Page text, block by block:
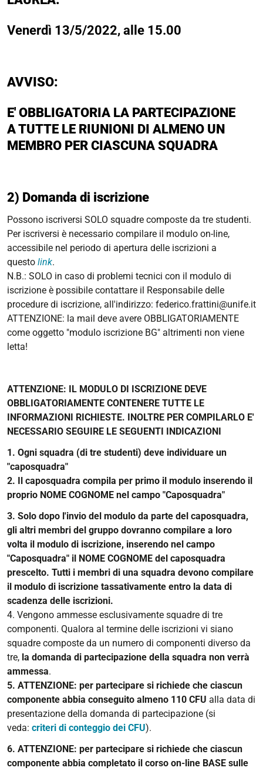
Venerdì 13/5/2022, alle 15.00
AVVISO:
E' OBBLIGATORIA LA PARTECIPAZIONE
A TUTTE LE RIUNIONI DI ALMENO UN
MEMBRO PER CIASCUNA SQUADRA
2) Domanda di iscrizione
Possono iscriversi SOLO squadre composte da tre studenti.
Per iscriversi è necessario compilare il modulo on-line,
accessibile nel periodo di apertura delle iscrizioni a
questo link.
N.B.: SOLO in caso di problemi tecnici con il modulo di
iscrizione è possibile contattare il Responsabile delle
procedure di iscrizione, all'indirizzo: federico.frattini@unife.it
ATTENZIONE: la mail deve avere OBBLIGATORIAMENTE
come oggetto "modulo iscrizione BG" altrimenti non viene
letta!
ATTENZIONE: IL MODULO DI ISCRIZIONE DEVE
OBBLIGATORIAMENTE CONTENERE TUTTE LE
INFORMAZIONI RICHIESTE. INOLTRE PER COMPILARLO E'
NECESSARIO SEGUIRE LE SEGUENTI INDICAZIONI
1. Ogni squadra (di tre studenti) deve individuare un
"caposquadra"
2. Il caposquadra compila per primo il modulo inserendo il
proprio NOME COGNOME nel campo "Caposquadra"
3. Solo dopo l'invio del modulo da parte del caposquadra,
gli altri membri del gruppo dovranno compilare a loro
volta il modulo di iscrizione, inserendo nel campo
"Caposquadra" il NOME COGNOME del caposquadra
prescelto. Tutti i membri di una squadra devono compilare
il modulo di iscrizione tassativamente entro la data di
scadenza delle iscrizioni.
4. Vengono ammesse esclusivamente squadre di tre
componenti. Qualora al termine delle iscrizioni vi siano
squadre composte da un numero di componenti diverso da
tre, la domanda di partecipazione della squadra non verrà
ammessa.
5. ATTENZIONE: per partecipare si richiede che ciascun
componente abbia conseguito almeno 110 CFU alla data di
presentazione della domanda di partecipazione (si
veda: criteri di conteggio dei CFU).
6. ATTENZIONE: per partecipare si richiede che ciascun
componente abbia completato il corso on-line BASE sulle